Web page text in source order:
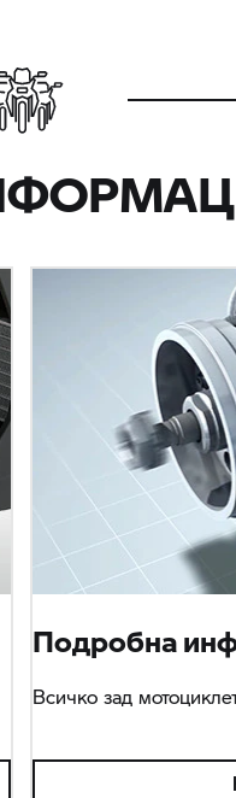
Подробна
Всичко зад